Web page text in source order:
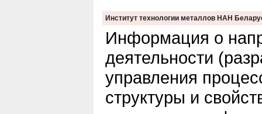
Институт технологии металлов НАН
Информация о
деятельности
управления
структуры и